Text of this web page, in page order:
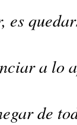
es
a lo
de